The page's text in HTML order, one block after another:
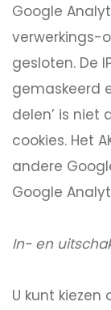
Google
verwerkings-
gesloten. De
gemaskeerd
delen’ is niet
cookies. Het
andere
Google
In- en
U kunt kiezen